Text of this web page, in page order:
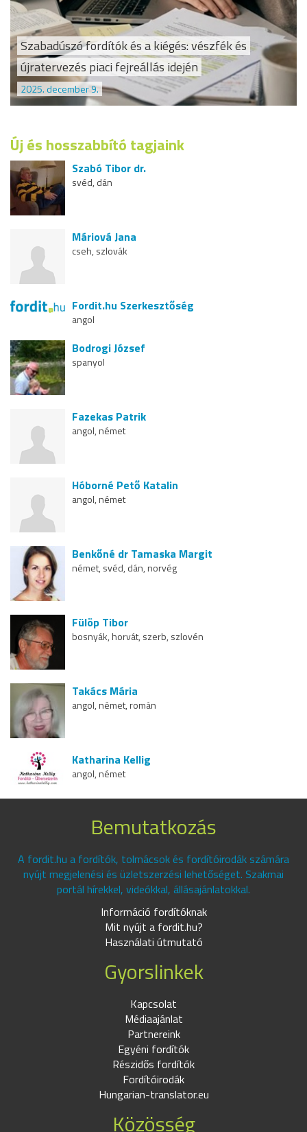
Szabadúszó fordítók és a kiégés: vészfék és
újratervezés piaci fejreállás idején
2025. december 9.
Új és hosszabbító tagjaink
Szabó Tibor dr.
svéd, dán
Máriová Jana
cseh, szlovák
Fordit.hu Szerkesztőség
angol
Bodrogi József
spanyol
Fazekas Patrik
angol, német
Hóborné Pető Katalin
angol, német
Benkőné dr Tamaska Margit
német, svéd, dán, norvég
Fülöp Tibor
bosnyák, horvát, szerb, szlovén
Takács Mária
angol, német, román
Katharina Kellig
angol, német
Bemutatkozás
A fordit.hu a fordítók, tolmácsok és fordítóirodák számára
nyújt megjelenési és üzletszerzési lehetőséget. Szakmai
portál hírekkel, videókkal, állásajánlatokkal.
Információ fordítóknak
Mit nyújt a fordit.hu?
Használati útmutató
Gyorslinkek
Kapcsolat
Médiaajánlat
Partnereink
Egyéni fordítók
Részidős fordítók
Fordítóirodák
Hungarian-translator.eu
Közösség